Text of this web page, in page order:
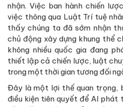
nhận. Việc ban hành chiến
việc thông qua Luật Trí tuệ
thấy chúng ta đã sớm nhận
chủ động xây dựng khung thể
không nhiều quốc gia đang
thiết lập cả chiến lược, luật
trong một thời gian tương đối
Đây là một lợi thế quan trọng,
điều kiện tiên quyết để AI phát